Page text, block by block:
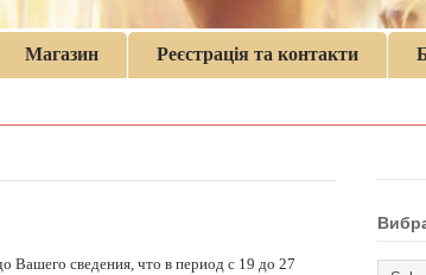
Магазин Реєстрація та контакти
Вашего сведения, что в период с 19 до 27